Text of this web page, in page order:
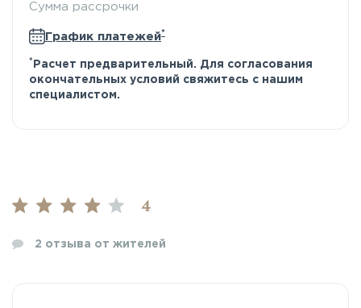
4
2 отзыва от жителей
Сумма рассрочки
График платежей*
* Расчет предварительный. Для согласования
окончательных условий свяжитесь с нашим
специалистом.